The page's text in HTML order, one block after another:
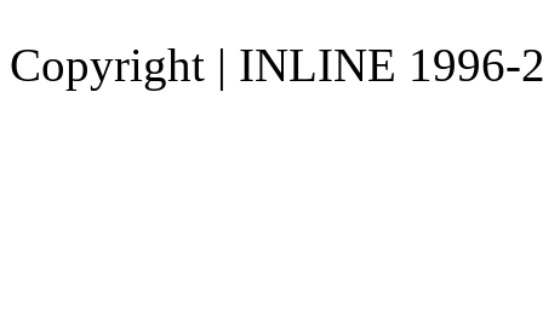
Copyright | INLINE 1996-